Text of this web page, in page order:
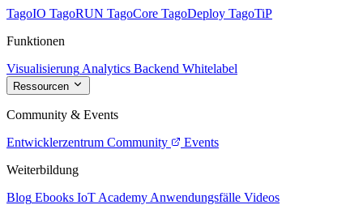
TagoIO TagoRUN TagoCore TagoDeploy TagoTiP
Funktionen
Visualisierung Analytics Backend Whitelabel
Ressourcen
Community & Events
Entwicklerzentrum Community
Events
Weiterbildung
Blog Ebooks IoT Academy Anwendungsfälle Videos